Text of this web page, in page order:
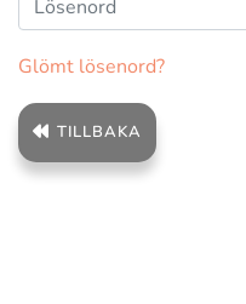
Glömt lösenord?
TILLBAKA